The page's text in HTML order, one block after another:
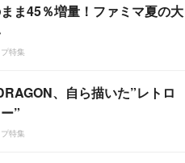
ま45％増量！ファミマ夏の大
特集
、自ら描いた”レトロ
”
特集